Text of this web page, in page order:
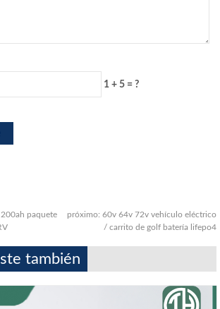
1 + 5 = ?
paquete
próximo: 60v 64v 72v vehículo eléctrico
/ carrito de golf batería lifepo4
también